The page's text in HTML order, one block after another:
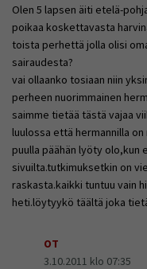
Olen 5 lapsen äiti etelä-
poikaa koskettavasta
toista perhettä jolla olisi
sairaudesta?
vai ollaanko tosiaan niin
perheen nuorimmainen
saimme tietää tästä vajaa
luulossa että hermannilla
puulla päähän lyöty
sivuilta.tutkimuksetkin on
raskasta.kaikki tuntuu vain
heti.löytyykö täältä joka
OT
3.10.2011 klo 07:35